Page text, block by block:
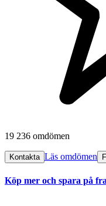
19 236 omdömen
Kontakta Läs omdömen
Köp mer och spara på